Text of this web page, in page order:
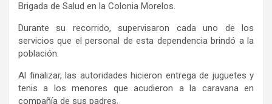
Brigada de Salud en la Colonia Morelos.
Durante su recorrido, supervisaron cada uno de los
servicios que el personal de esta dependencia brindó a la
población.
Al finalizar, las autoridades hicieron entrega de juguetes y
tenis a los menores que acudieron a la caravana en
compañía de sus padres.